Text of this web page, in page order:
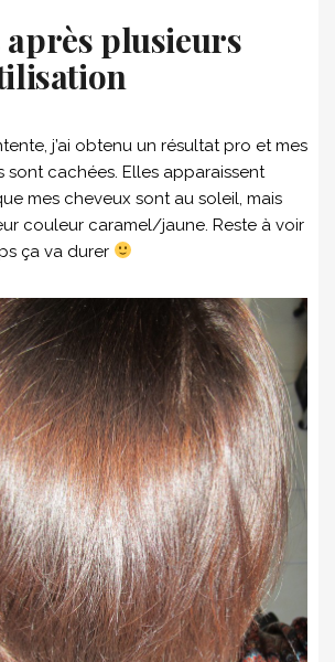
après plusieurs
j’ai obtenu un résultat pro et mes
sont cachées. Elles apparaissent
mes cheveux sont au soleil, mais
couleur caramel/jaune. Reste à voir
ça va durer